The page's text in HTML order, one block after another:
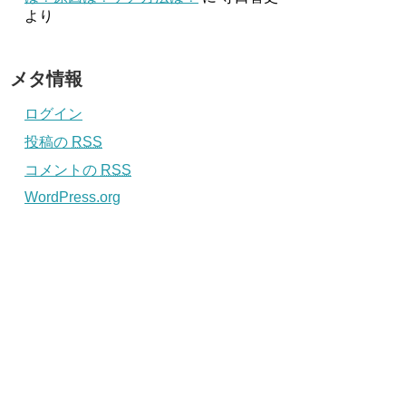
より
メタ情報
ログイン
投稿の RSS
コメントの RSS
WordPress.org